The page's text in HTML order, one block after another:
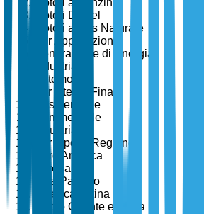
Motori a Benzina
Motori Diesel
Motori a Gas Naturale
Per Applicazione
Generazione di Energia
Industriale
Automotive
Per Utente Finale
Residenziale
Commerciale
Industriale
Per Tipo di Regione
Nord America
Europa
Asia Pacifico
America Latina
Medio Oriente e Africa